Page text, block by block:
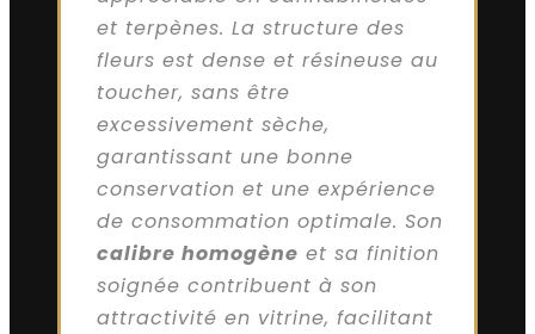
et terpènes. La structure des
fleurs est dense et résineuse au
toucher, sans être
excessivement sèche,
garantissant une bonne
conservation et une expérience
de consommation optimale. Son
calibre homogène et sa finition
soignée contribuent à son
attractivité en vitrine, facilitant